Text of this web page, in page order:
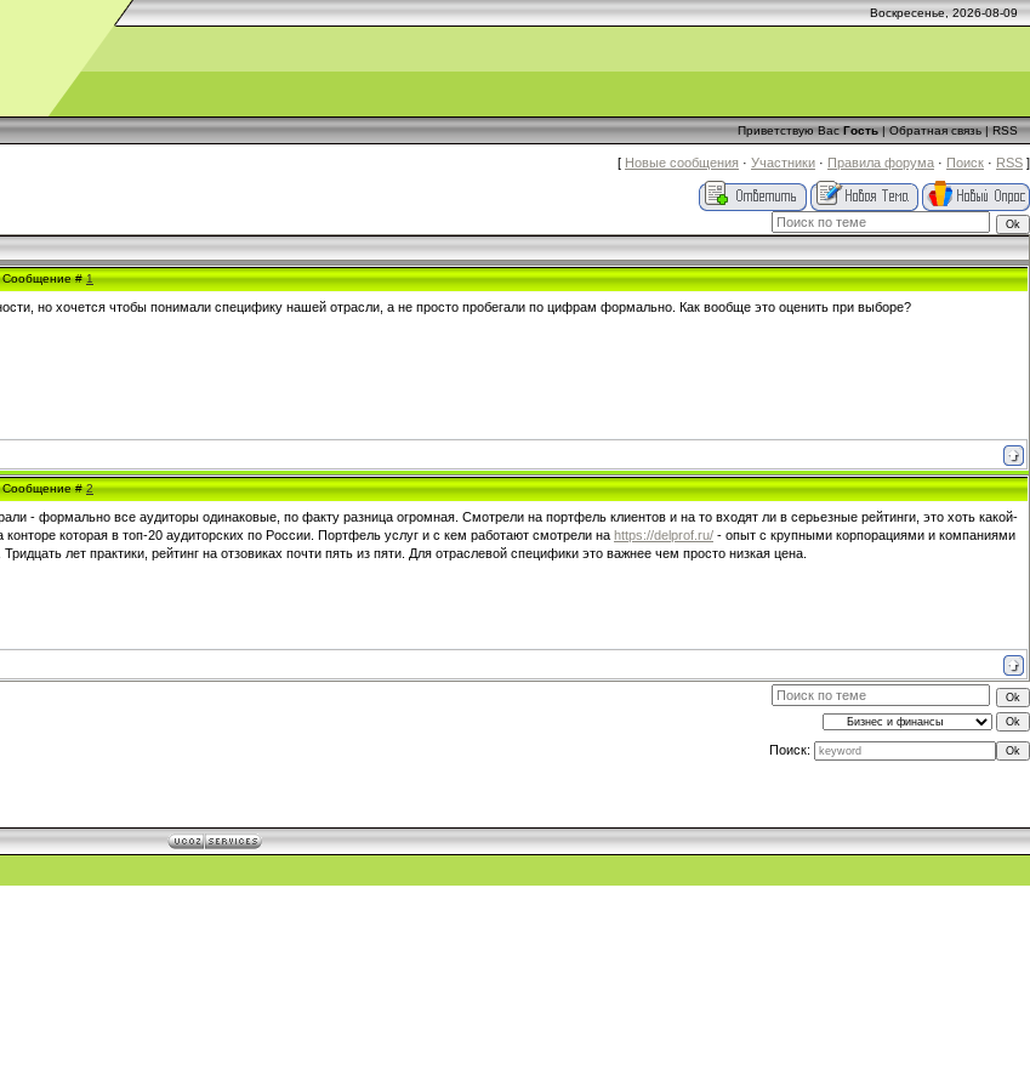
Воскресенье, 2026-08-09
Приветствую Вас Гость|Обратная связь|RSS
[ Новые сообщения · Участники · Правила форума · Поиск · RSS ]
Сообщение #1
но хочется чтобы понимали специфику нашей отрасли, а не просто пробегали по цифрам формально. Как вообще это оценить при выборе?
Сообщение #2
- формально все аудиторы одинаковые, по факту разница огромная. Смотрели на портфель клиентов и на то входят ли в серьезные рейтинги, это хоть какой-
конторе которая в топ-20 аудиторских по России. Портфель услуг и с кем работают смотрели на https://delprof.ru/ - опыт с крупными корпорациями и компаниями
лет практики, рейтинг на отзовиках почти пять из пяти. Для отраслевой специфики это важнее чем просто низкая цена.
Поиск: